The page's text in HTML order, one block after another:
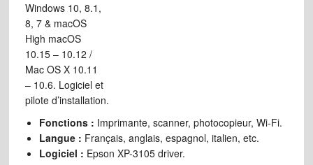
Windows 10, 8.1,
8, 7 & macOS
High macOS
10.15 – 10.12 /
Mac OS X 10.11
– 10.6. Logiciel et
pilote d’installation.
Fonctions : Imprimante, scanner, photocopieur, Wi-Fi.
Langue : Français, anglais, espagnol, italien, etc.
Logiciel : Epson XP-3105 driver.